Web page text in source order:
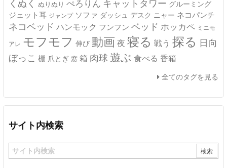
くぬく ぬりぬり ぺろりん キャットタワー グルーミング
ジェット耳 ジャンプ ソファ ダッシュ デスク ニャー ネコパンチ
ネコベッド ハンモック フンフン ベッド ホッカペ ミニモ
アレ モフモフ 伸び 動画 夜 寝る 戦う 探る 日向
ぼっこ 棚 爪とぎ 窓 箱 肉球 遊ぶ 食べる 香箱
全てのタグを見る
サイト内検索